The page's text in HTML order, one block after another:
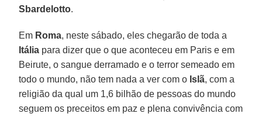
Sbardelotto.
Em Roma, neste sábado, eles chegarão de toda a
Itália para dizer que o que aconteceu em Paris e em
Beirute, o sangue derramado e o terror semeado em
todo o mundo, não tem nada a ver com o Islã, com a
religião da qual um 1,6 bilhão de pessoas do mundo
seguem os preceitos em paz e plena convivência com